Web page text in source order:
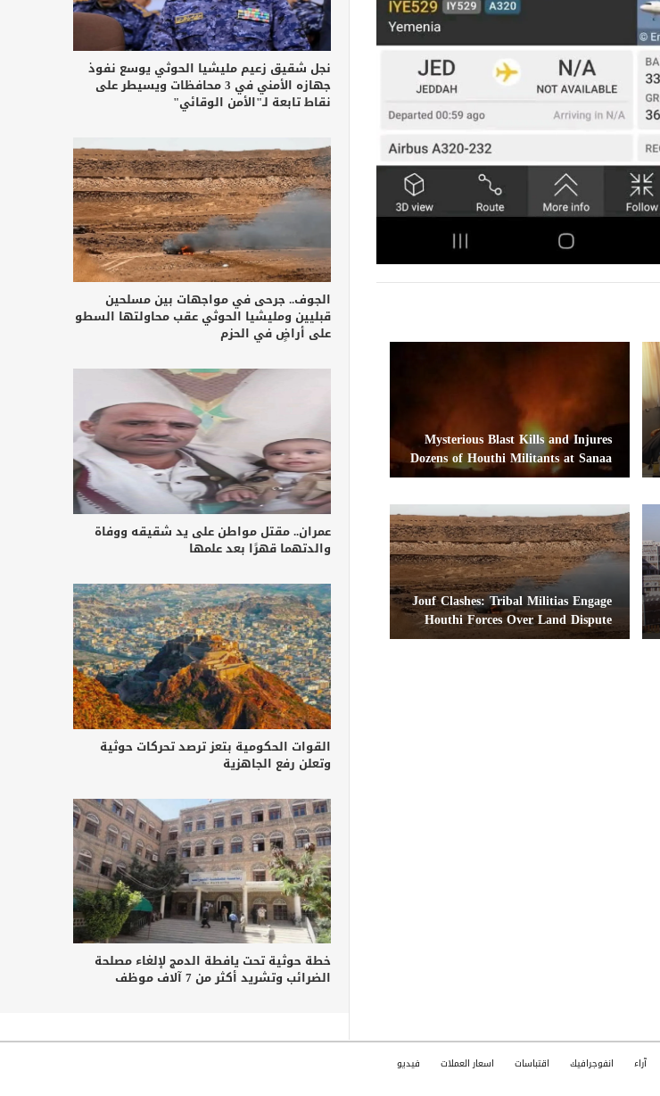
Mysterious Blast Kills and Injures
Dozens of Houthi Militants at Sanaa
Weapons Cache
Jouf Clashes: Tribal Militias Engage
Houthi Forces Over Land Dispute
نجل شقيق زعيم مليشيا الحوثي يوسع نفوذ
جهازه الأمني في 3 محافظات ويسيطر على
نقاط تابعة لـ"الأمن الوقائي"
الجوف.. جرحى في مواجهات بين مسلحين
قبليين ومليشيا الحوثي عقب محاولتها السطو
على أراضٍ في الحزم
عمران.. مقتل مواطن على يد شقيقه ووفاة
والدتهما قهرًا بعد علمها
القوات الحكومية بتعز ترصد تحركات حوثية
وتعلن رفع الجاهزية
خطة حوثية تحت يافطة الدمج لإلغاء مصلحة
الضرائب وتشريد أكثر من 7 آلاف موظف
آراء انفوجرافيك اقتباسات اسعار العملات فيديو